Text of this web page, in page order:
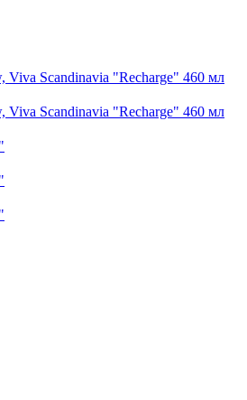
Viva Scandinavia "Recharge" 460 мл
Viva Scandinavia "Recharge" 460 мл